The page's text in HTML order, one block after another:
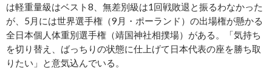
は軽重量級はベスト8、無差別級は1回戦敗退と振るわなかった
が、5月には世界選手権（9月・ポーランド）の出場権が懸かる
全日本個人体重別選手権（靖国神社相撲場）がある。「気持ち
を切り替え、ばっちりの状態に仕上げて日本代表の座を勝ち取
りたい」と意気込んでいる。